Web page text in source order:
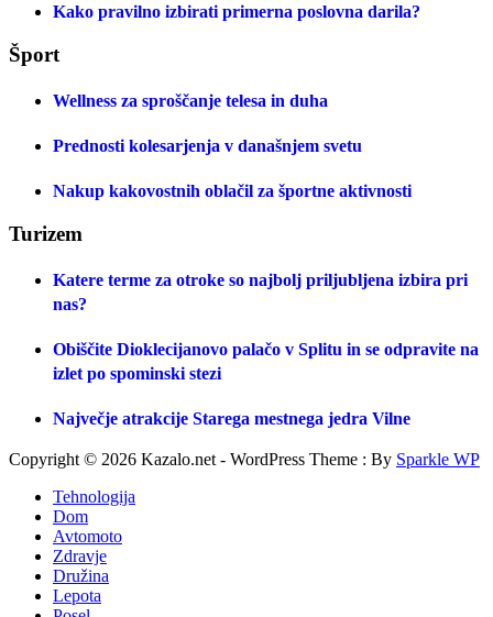
Kako pravilno izbirati primerna poslovna darila?
Šport
Wellness za sproščanje telesa in duha
Prednosti kolesarjenja v današnjem svetu
Nakup kakovostnih oblačil za športne aktivnosti
Turizem
Katere terme za otroke so najbolj priljubljena izbira pri
nas?
Obiščite Dioklecijanovo palačo v Splitu in se odpravite na
izlet po spominski stezi
Največje atrakcije Starega mestnega jedra Vilne
Copyright © 2026 Kazalo.net - WordPress Theme : By Sparkle WP
Tehnologija
Dom
Avtomoto
Zdravje
Družina
Lepota